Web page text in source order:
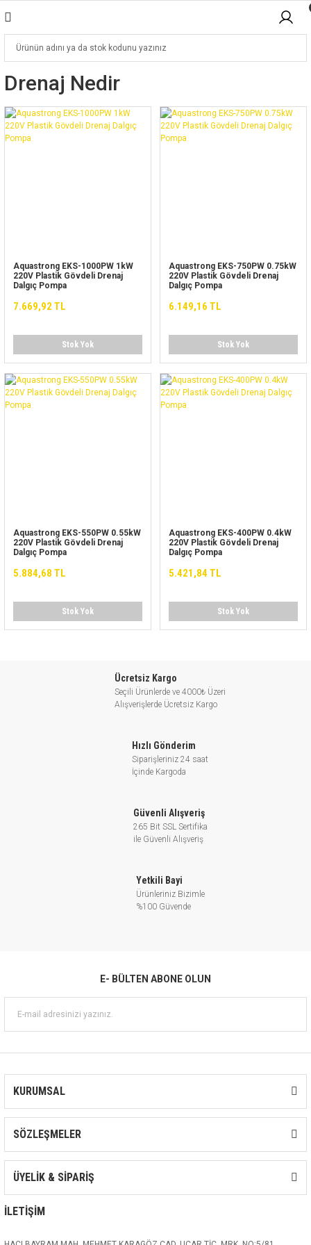
Drenaj Nedir
Aquastrong EKS-1000PW 1kW
220V Plastik Gövdeli Drenaj
Dalgıç Pompa
7.669,92 TL
Stok Yok
Aquastrong EKS-750PW 0.75kW
220V Plastik Gövdeli Drenaj
Dalgıç Pompa
6.149,16 TL
Stok Yok
Aquastrong EKS-550PW 0.55kW
220V Plastik Gövdeli Drenaj
Dalgıç Pompa
5.884,68 TL
Stok Yok
Aquastrong EKS-400PW 0.4kW
220V Plastik Gövdeli Drenaj
Dalgıç Pompa
5.421,84 TL
Stok Yok
Ücretsiz Kargo
Seçili Ürünlerde ve 4000₺ Üzeri
Alışverişlerde Ücretsiz Kargo
Hızlı Gönderim
Siparişleriniz 24 saat
İçinde Kargoda
Güvenli Alışveriş
265 Bit SSL Sertifika
ile Güvenli Alışveriş
Yetkili Bayi
Ürünleriniz Bizimle
%100 Güvende
E- BÜLTEN ABONE OLUN
KURUMSAL
SÖZLEŞMELER
ÜYELİK & SİPARİŞ
İLETİŞİM